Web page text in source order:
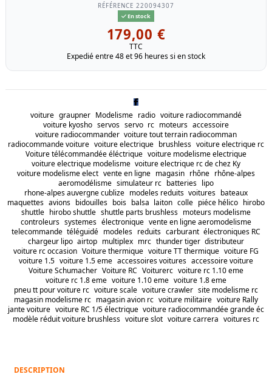
RÉFÉRENCE 220094307
En stock
179,00 €
TTC
Expedié entre 48 et 96 heures si en stock
voiture graupner Modelisme radio voiture radiocommandé
voiture kyosho servos servo rc moteurs accessoire
voiture radiocommander voiture tout terrain radiocomman
radiocommande voiture voiture electrique brushless voiture electrique rc
Voiture télécommandée éléctrique voiture modelisme electrique
voiture electrique modelisme voiture electrique rc de chez Ky
voiture modelisme elect vente en ligne magasin rhône rhône-alpes
aeromodélisme simulateur rc batteries lipo
rhone-alpes auvergne cublize modeles reduits voitures bateaux
maquettes avions bidouilles bois balsa laiton colle piéce hélico hirobo
shuttle hirobo shuttle shuttle parts brushless moteurs modelisme
controleurs systemes électronique vente en ligne aeromodelisme
telecommande téléguidé modeles reduits carburant électroniques RC
chargeur lipo airtop multiplex mrc thunder tiger distributeur
voiture rc occasion Voiture thermique voiture TT thermique voiture FG
voiture 1.5 voiture 1.5 eme accessoires voitures accessoire voiture
Voiture Schumacher Voiture RC Voiturerc voiture rc 1.10 eme
voiture rc 1.8 eme voiture 1.10 eme voiture 1.8 eme
pneu tt pour voiture rc voiture scale voiture crawler site modelisme rc
magasin modelisme rc magasin avion rc voiture militaire voiture Rally
jante voiture voiture RC 1/5 électrique voiture radiocommandée grande éc
modèle réduit voiture brushless voiture slot voiture carrera voitures rc
DESCRIPTION